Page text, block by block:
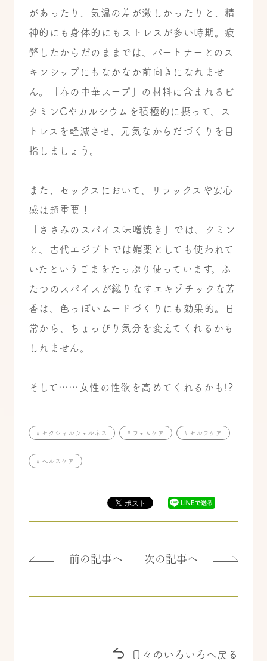
があったり、気温の差が激しかったりと、精
神的にも身体的にもストレスが多い時期。疲
弊したからだのままでは、パートナーとのス
キンシップにもなかなか前向きになれませ
ん。「春の中華スープ」の材料に含まれるビ
タミンCやカルシウムを積極的に摂って、ス
トレスを軽減させ、元気なからだづくりを目
指しましょう。
また、セックスにおいて、リラックスや安心
感は超重要！
「ささみのスパイス味噌焼き」では、クミン
と、古代エジプトでは媚薬としても使われて
いたというごまをたっぷり使っています。ふ
たつのスパイスが織りなすエキゾチックな芳
香は、色っぽいムードづくりにも効果的。日
常から、ちょっぴり気分を変えてくれるかも
しれません。
そして……女性の性欲を高めてくれるかも!?
# セクシャルウェルネス # フェムケア # セルフケア
# ヘルスケア
前の記事へ 次の記事へ
日々のいろいろへ戻る